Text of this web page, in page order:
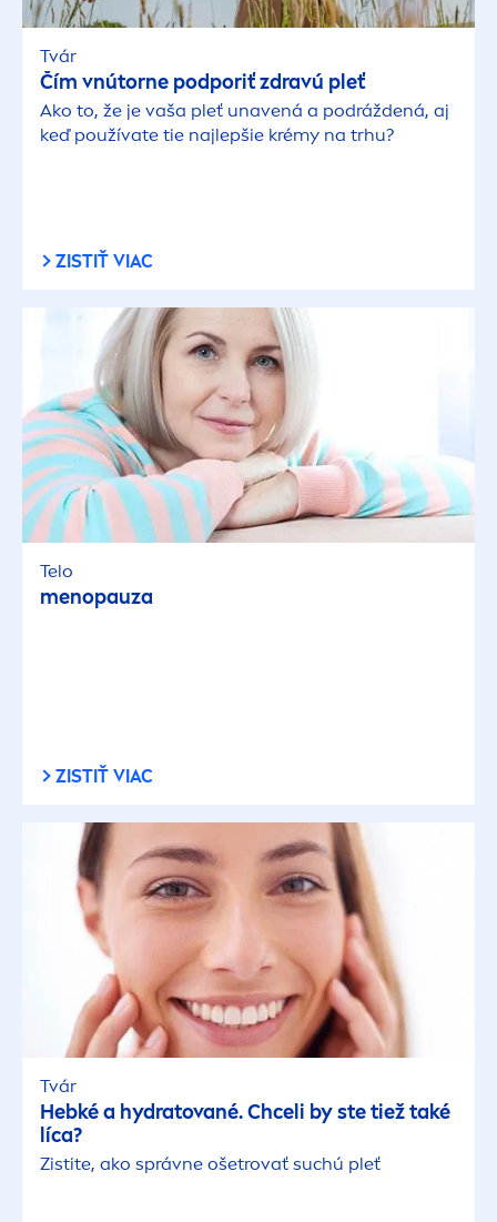
Tvár
Čím vnútorne podporiť zdravú pleť
Ako to, že je vaša pleť unavená a podráždená, aj
keď používate tie najlepšie krémy na trhu?
ZISTIŤ VIAC
Telo
menopauza
ZISTIŤ VIAC
Tvár
Hebké a hydratované. Chceli by ste tiež také
líca?
Zistite, ako správne ošetrovať suchú pleť